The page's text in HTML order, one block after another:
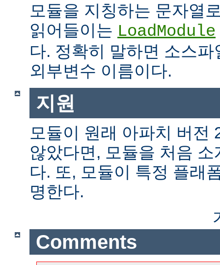
모듈을 지칭하는 문자열
읽어들이는 LoadModule
다. 정확히 말하면 소스
외부변수 이름이다.
지원
모듈이 원래 아파치 버전
않았다면, 모듈을 처음
다. 또, 모듈이 특정 플래
명한다.
Comments